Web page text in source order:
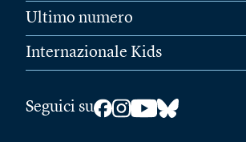
Ultimo numero
Internazionale Kids
Seguici su